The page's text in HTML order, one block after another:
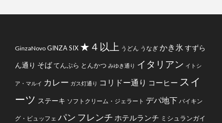
GinzaNovo GINZA SIX ★４以上 うどん うなぎ かき氷 すずら
ん通り そばてんぷら とんかつ みゆき通り イタリアン イトシ
ア・マルイ カレー ガス灯通り コリドー通り コーヒー スイ
ーツ ステーキ ソフトクリーム・ジェラート デパ地下 バイキン
グ・ビュッフェ パン フレンチ ホテルランチ ミシュランガイ